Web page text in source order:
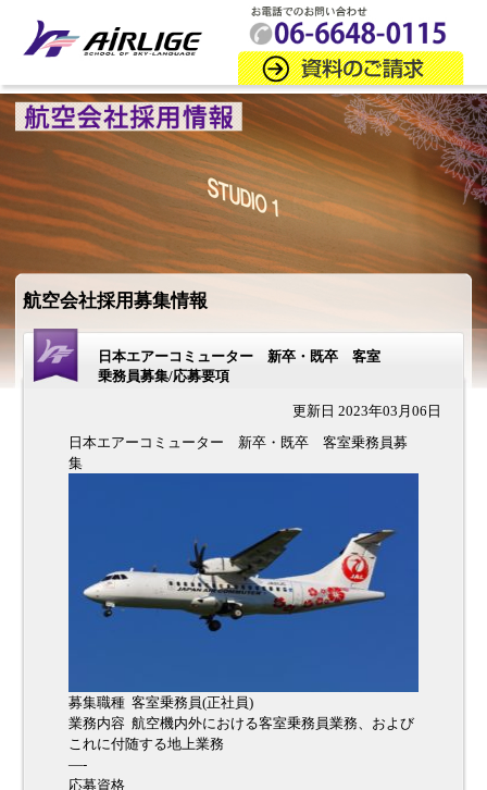
航空会社採用募集情報
日本エアーコミューター 新卒・既卒 客室
乗務員募集/応募要項
更新日 2023年03月06日
日本エアーコミューター 新卒・既卒 客室乗務員募
集
募集職種 客室乗務員(正社員)
業務内容 航空機内外における客室乗務員業務、および
これに付随する地上業務
—-
応募資格